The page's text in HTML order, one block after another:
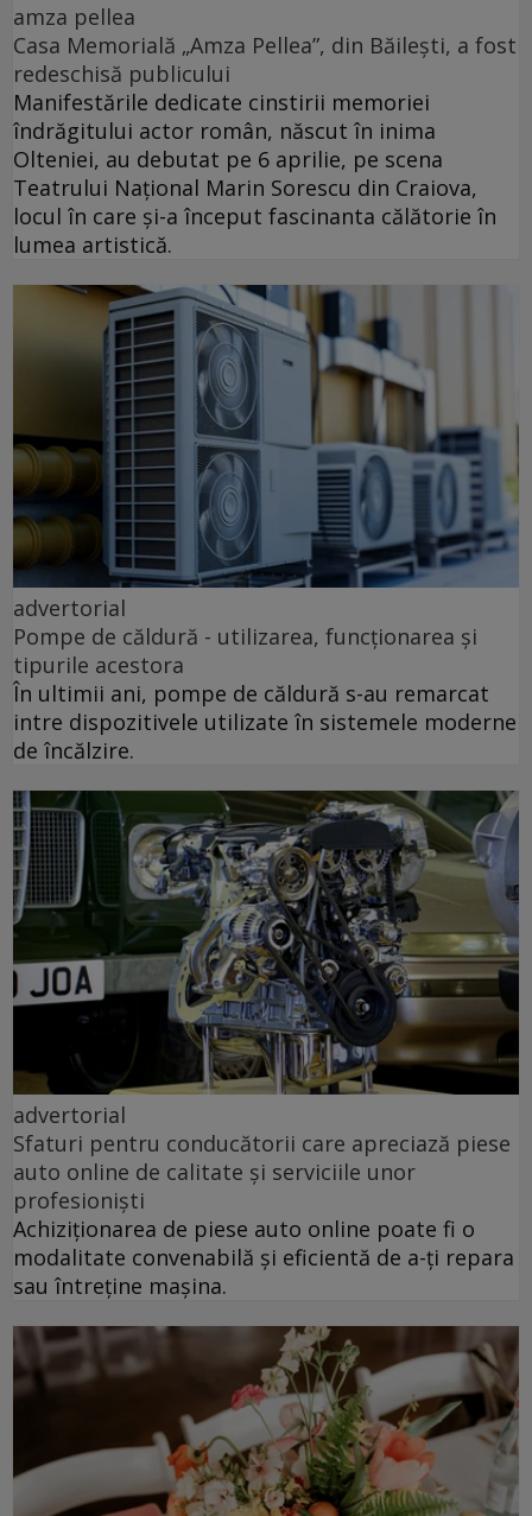
amza pellea
Casa Memorială „Amza Pellea”, din Băilești, a fost
redeschisă publicului
Manifestările dedicate cinstirii memoriei
îndrăgitului actor român, născut în inima
Olteniei, au debutat pe 6 aprilie, pe scena
Teatrului Național Marin Sorescu din Craiova,
locul în care și-a început fascinanta călătorie în
lumea artistică.
advertorial
Pompe de căldură - utilizarea, funcționarea și
tipurile acestora
În ultimii ani, pompe de căldură s-au remarcat
intre dispozitivele utilizate în sistemele moderne
de încălzire.
advertorial
Sfaturi pentru conducătorii care apreciază piese
auto online de calitate și serviciile unor
profesioniști
Achiziționarea de piese auto online poate fi o
modalitate convenabilă și eficientă de a-ți repara
sau întreține mașina.